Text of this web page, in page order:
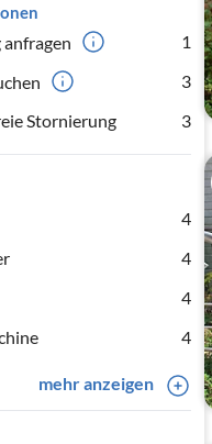
anfragen
1
3
Stornierung
3
4
4
4
4
mehr anzeigen